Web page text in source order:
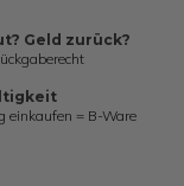
Geld zurück?
einkaufen = B-Ware